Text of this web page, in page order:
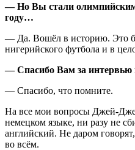
— Но Вы стали
году…
— Да. Вошёл в историю. Это
нигерийского футбола и в
— Спасибо Вам за интервью
— Спасибо, что помните.
На все мои вопросы Джей-
немецком языке, ни разу не
английский. Не даром
во всём.